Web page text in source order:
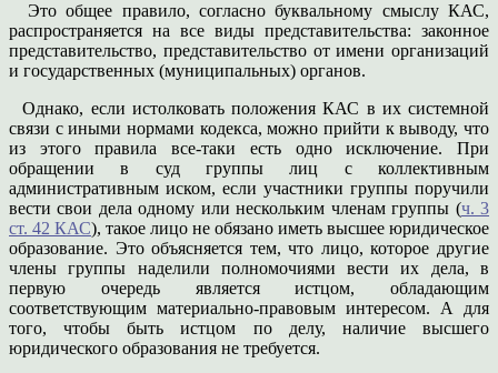
Это общее правило, согласно буквальному смыслу КАС,
распространяется на все виды представительства: законное
представительство, представительство от имени организаций
и государственных (муниципальных) органов.
Однако, если истолковать положения КАС в их системной
связи с иными нормами кодекса, можно прийти к выводу, что
из этого правила все-таки есть одно исключение. При
обращении в суд группы лиц с коллективным
административным иском, если участники группы поручили
вести свои дела одному или нескольким членам группы (ч. 3
ст. 42 КАС), такое лицо не обязано иметь высшее юридическое
образование. Это объясняется тем, что лицо, которое другие
члены группы наделили полномочиями вести их дела, в
первую очередь является истцом, обладающим
соответствующим материально-правовым интересом. А для
того, чтобы быть истцом по делу, наличие высшего
юридического образования не требуется.